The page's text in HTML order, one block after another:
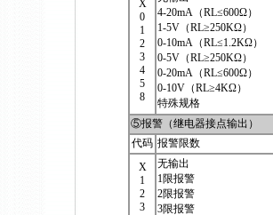
X
0
1
2
3
4
5
8
4-20mA（RL≤600Ω）
1-5V（RL≥250KΩ）
0-10mA（RL≤1.2KΩ）
0-5V（RL≥250KΩ）
0-20mA（RL≤600Ω）
0-10V（RL≥4KΩ）
特殊规格
⑤报警（继电器接点输出）
代码 报警限数
X
1
2
3
无输出
1限报警
2限报警
3限报警